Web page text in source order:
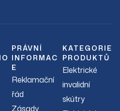
PRÁVNÍ
INFORMAC
E
Reklamační
řád
Zásady
KATEGORIE
PRODUKTŮ
Elektrické
invalidní
skútry